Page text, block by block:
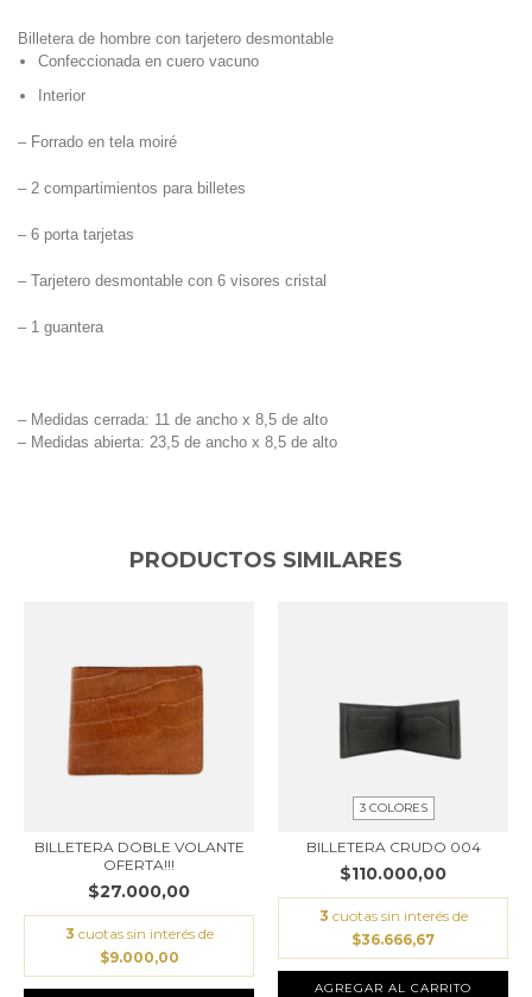
Billetera de hombre con tarjetero desmontable
Confeccionada en cuero vacuno
Interior
– Forrado en tela moiré
– 2 compartimientos para billetes
– 6 porta tarjetas
– Tarjetero desmontable con 6 visores cristal
– 1 guantera
– Medidas cerrada: 11 de ancho x 8,5 de alto
– Medidas abierta: 23,5 de ancho x 8,5 de alto
PRODUCTOS SIMILARES
BILLETERA DOBLE VOLANTE
OFERTA!!!
$27.000,00
3 cuotas sin interés de
$9.000,00
3 COLORES
BILLETERA CRUDO 004
$110.000,00
3 cuotas sin interés de
$36.666,67
AGREGAR AL CARRITO